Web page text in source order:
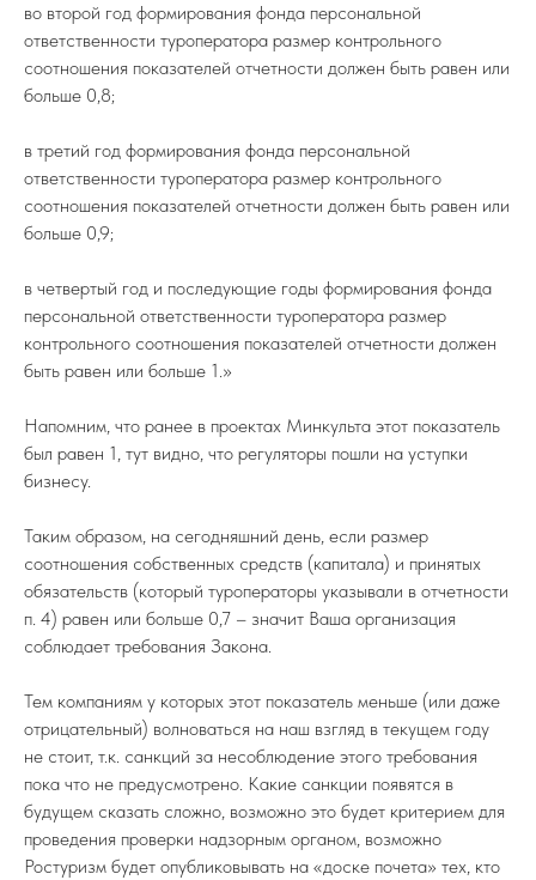
во второй год формирования фонда персональной
ответственности туроператора размер контрольного
соотношения показателей отчетности должен быть равен или
больше 0,8;
в третий год формирования фонда персональной
ответственности туроператора размер контрольного
соотношения показателей отчетности должен быть равен или
больше 0,9;
в четвертый год и последующие годы формирования фонда
персональной ответственности туроператора размер
контрольного соотношения показателей отчетности должен
быть равен или больше 1.»
Напомним, что ранее в проектах Минкульта этот показатель
был равен 1, тут видно, что регуляторы пошли на уступки
бизнесу.
Таким образом, на сегодняшний день, если размер
соотношения собственных средств (капитала) и принятых
обязательств (который туроператоры указывали в отчетности
п. 4) равен или больше 0,7 – значит Ваша организация
соблюдает требования Закона.
Тем компаниям у которых этот показатель меньше (или даже
отрицательный) волноваться на наш взгляд в текущем году
не стоит, т.к. санкций за несоблюдение этого требования
пока что не предусмотрено. Какие санкции появятся в
будущем сказать сложно, возможно это будет критерием для
проведения проверки надзорным органом, возможно
Ростуризм будет опубликовывать на «доске почета» тех, кто